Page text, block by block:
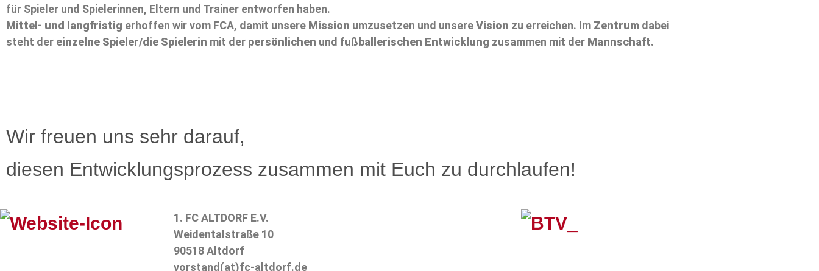
für Spieler und Spielerinnen, Eltern und Trainer entworfen haben.
Mittel- und langfristig erhoffen wir vom FCA, damit unsere Mission umzusetzen und unsereVision zu erreichen. Im Zentrum dabei
steht der einzelne Spieler/die Spielerin mit der persönlichen und fußballerischen Entwicklung zusammen mit der Mannschaft.
Wir freuen uns sehr darauf,
diesen Entwicklungsprozess zusammen mit Euch zu durchlaufen!
1. FC ALTDORF E.V.
Weidentalstraße 10
90518 Altdorf
vorstand(at)fc-altdorf.de